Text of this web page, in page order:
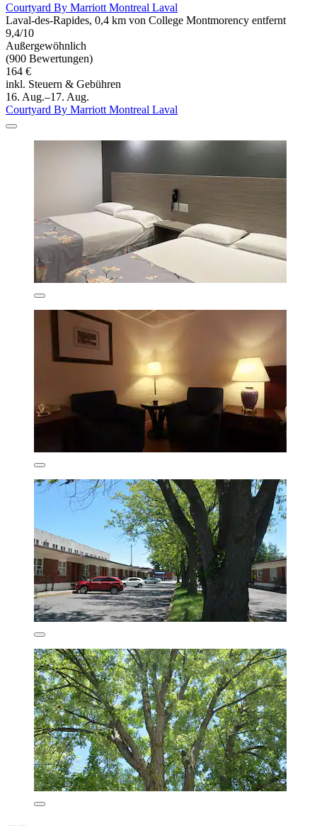
Courtyard By Marriott Montreal Laval
Laval-des-Rapides, 0,4 km von College Montmorency entfernt
9,4/10
Außergewöhnlich
(900 Bewertungen)
164 €
inkl. Steuern & Gebühren
16. Aug.–17. Aug.
Courtyard By Marriott Montreal Laval